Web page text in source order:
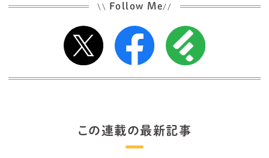
\\ Follow Me//
この連載の最新記事